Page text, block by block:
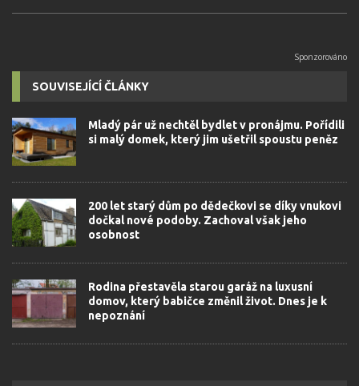
SOUVISEJÍCÍ ČLÁNKY
Mladý pár už nechtěl bydlet v pronájmu. Pořídili
si malý domek, který jim ušetřil spoustu peněz
200 let starý dům po dědečkovi se díky vnukovi
dočkal nové podoby. Zachoval však jeho
osobnost
Rodina přestavěla starou garáž na luxusní
domov, který babičce změnil život. Dnes je k
nepoznání